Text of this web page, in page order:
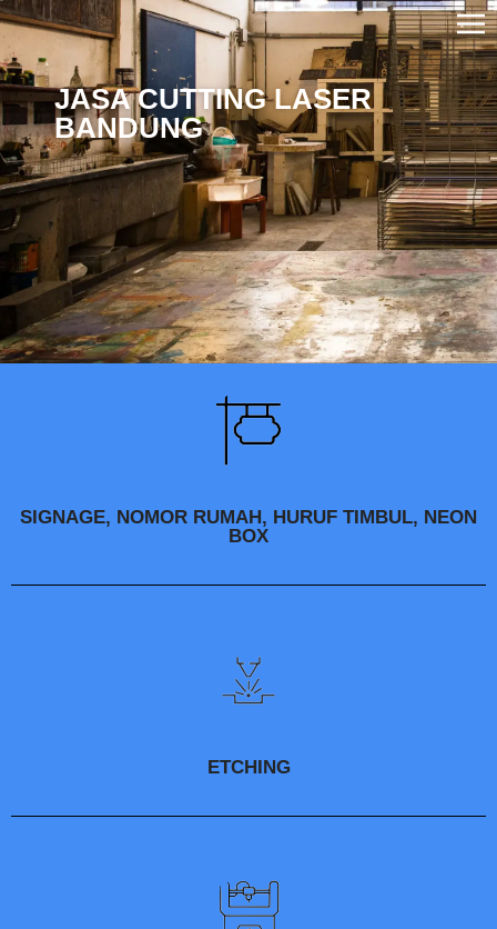
JASA CUTTING LASER
BANDUNG
SIGNAGE, NOMOR RUMAH, HURUF TIMBUL, NEON
BOX
ETCHING